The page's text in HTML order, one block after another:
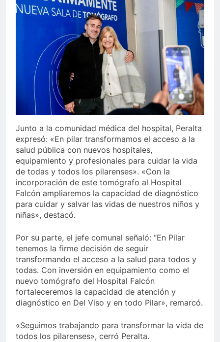
Junto a la comunidad médica del hospital, Peralta
expresó: «En pilar transformamos el acceso a la
salud pública con nuevos hospitales,
equipamiento y profesionales para cuidar la vida
de todas y todos los pilarenses». «Con la
incorporación de este tomógrafo al Hospital
Falcón ampliaremos la capacidad de diagnóstico
para cuidar y salvar las vidas de nuestros niños y
niñas», destacó.
Por su parte, el jefe comunal señaló: “En Pilar
tenemos la firme decisión de seguir
transformando el acceso a la salud para todos y
todas. Con inversión en equipamiento como el
nuevo tomógrafo del Hospital Falcón
fortaleceremos la capacidad de atención y
diagnóstico en Del Viso y en todo Pilar», remarcó.
«Seguimos trabajando para transformar la vida de
todos los pilarenses», cerró Peralta.